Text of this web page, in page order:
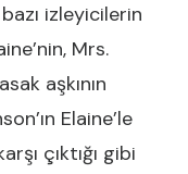
izleyicilerin
Mrs.
aşkının
Elaine’le
çıktığı gibi